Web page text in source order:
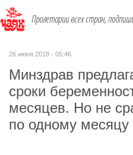
Пролетарии всех стран,
26 июня 2018 - 05:46
Минздрав
сроки
месяцев. Но не
по одному месяцу